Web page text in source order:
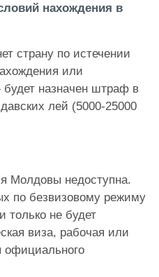
нахождения в
страну по истечении
или
назначен штраф в
лей (5000-25000
Молдовы недоступна.
по безвизовому режиму
только не будет
виза, рабочая или
официального